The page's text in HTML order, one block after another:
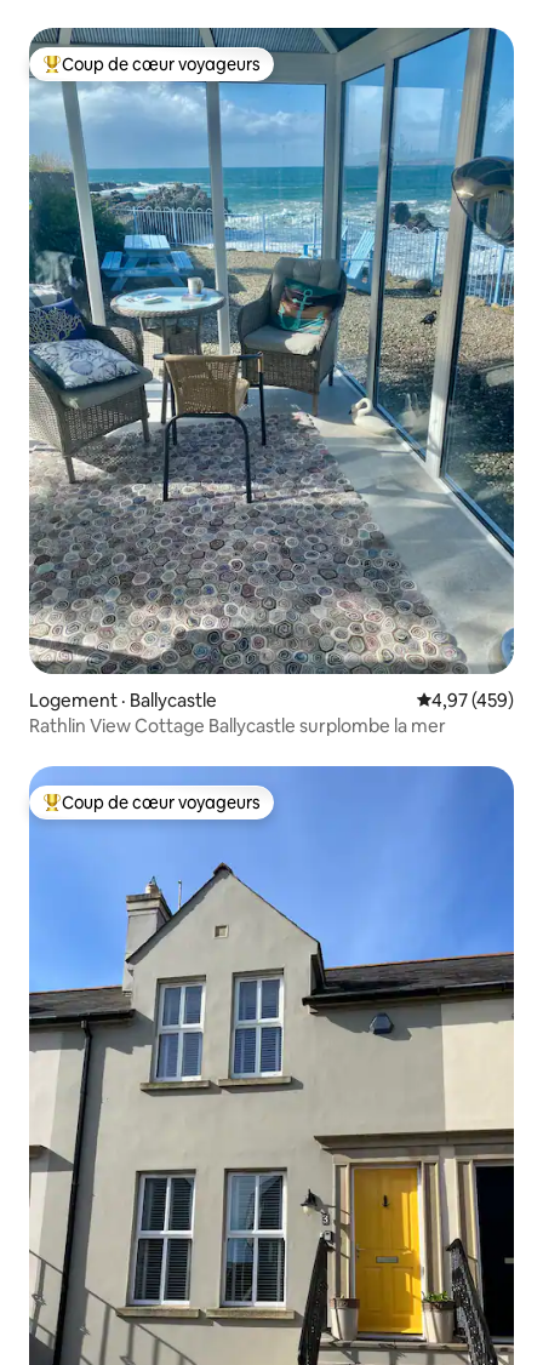
Coup de cœur voyageurs parmi les plus aimés
Coup de cœur voyageurs
Logement · Ballycastle Note
4,97 (459)
Rathlin View Cottage Ballycastle surplombe la mer
Coup de cœur voyageurs parmi les plus aimés
Coup de cœur voyageurs